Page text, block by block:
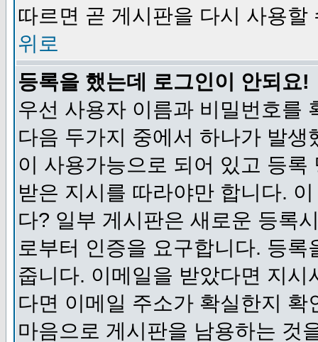
따르면 곧 게시판을 다시 사용할
위로
등록을 했는데 로그인이 안되요!
우선 사용자 이름과 비밀번호를
다음 두가지 중에서 하나가 발
이 사용가능으로 되어 있고 등
받은 지시를 따라야만 합니다.
다? 일부 게시판은 새로운 등록
로부터 인증을 요구합니다. 등
줍니다. 이메일을 받았다면 지
다면 이메일 주소가 확실한지
마음으로 게시판을 남용하는 것